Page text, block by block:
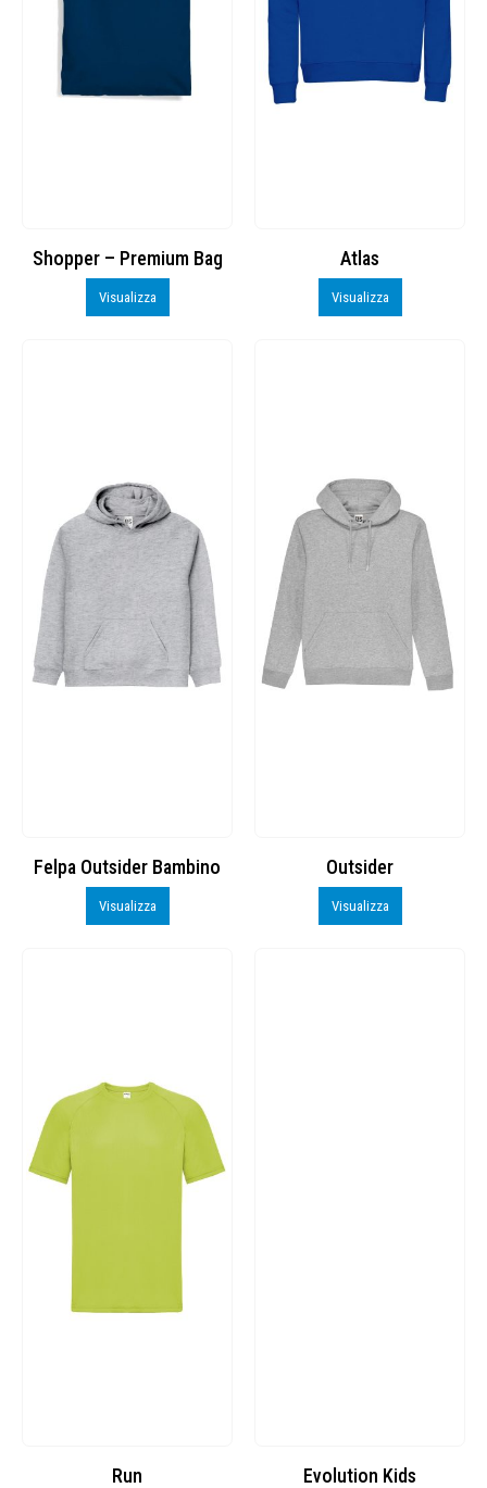
Shopper – Premium Bag
Visualizza
Atlas
Visualizza
Felpa Outsider Bambino
Visualizza
Outsider
Visualizza
Run Evolution Kids